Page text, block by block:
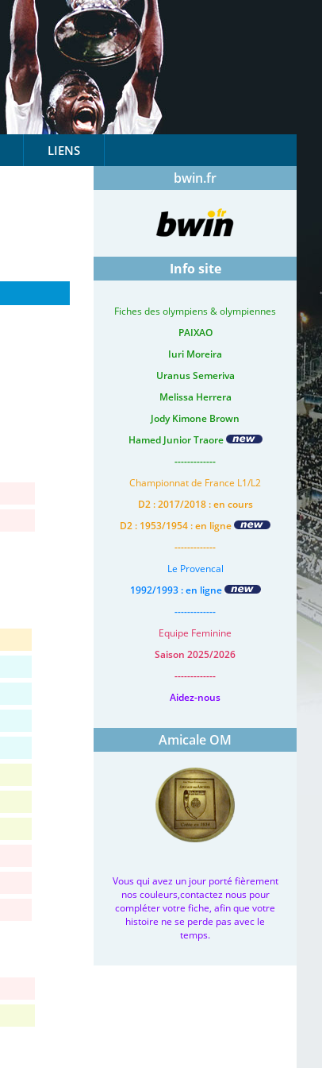
LIENS
bwin.fr
Info site
Fiches des olympiens & olympiennes
PAIXAO
Iuri Moreira
Uranus Semeriva
Melissa Herrera
Jody Kimone Brown
Hamed Junior Traore
-------------
Championnat de France L1/L2
D2 : 2017/2018 : en cours
D2 : 1953/1954 : en ligne
-------------
Le Provencal
1992/1993 : en ligne
-------------
Equipe Feminine
Saison 2025/2026
-------------
Aidez-nous
Amicale OM
Vous qui avez un jour porté fièrement
nos couleurs,contactez nous pour
compléter votre fiche, afin que votre
histoire ne se perde pas avec le
temps.